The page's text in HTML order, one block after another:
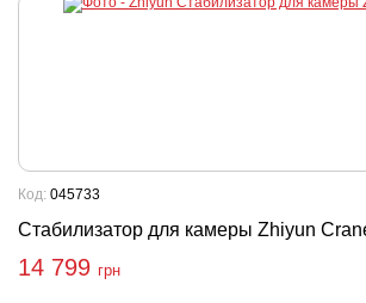
Стабилизатор для камеры Zhiyun
Код: 045733
14 799 грн